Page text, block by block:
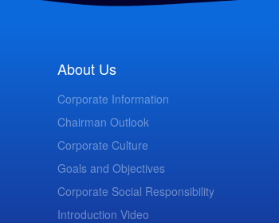
About Us
Corporate Information
Chairman Outlook
Corporate Culture
Goals and Objectives
Corporate Social Responsibility
Introduction Video